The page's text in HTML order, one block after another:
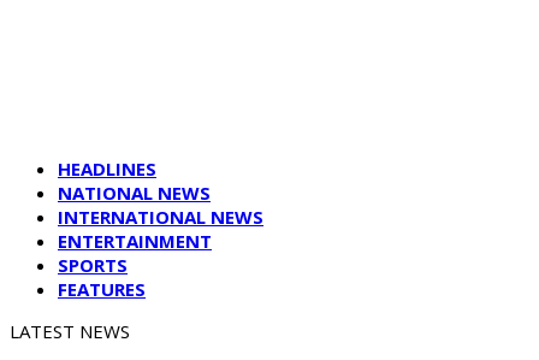
HEADLINES
NATIONAL NEWS
INTERNATIONAL NEWS
ENTERTAINMENT
SPORTS
FEATURES
LATEST NEWS